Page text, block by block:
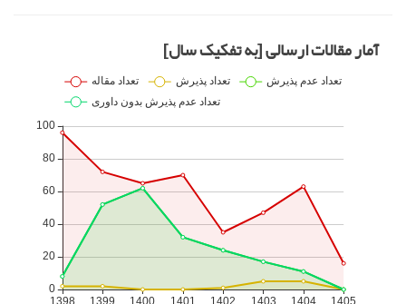
آمار مقالات ارسالی [به تفکیک سال]